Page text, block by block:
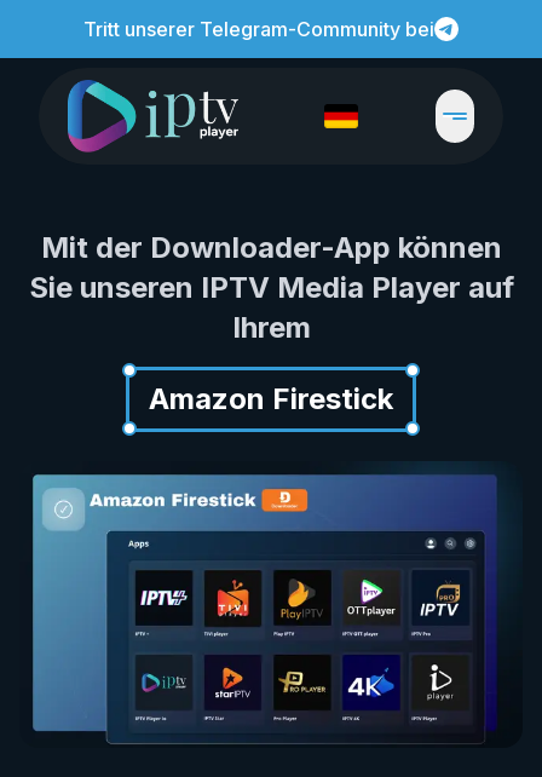
Tritt unserer Telegram-Community bei
Mit der Downloader-App können
Sie unseren IPTV Media Player auf
Ihrem
Amazon Firestick